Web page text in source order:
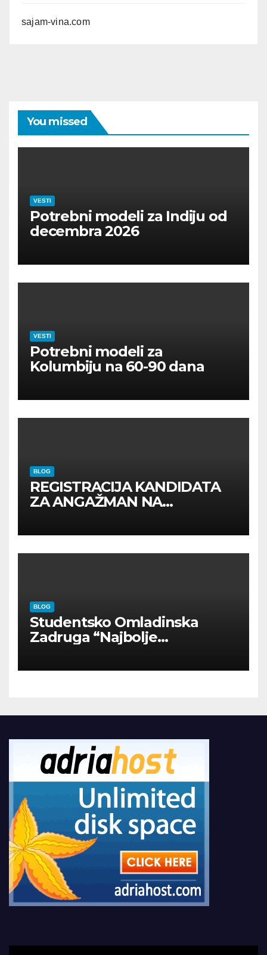
sajam-vina.com
You missed
VESTI
Potrebni modeli za Indiju od
decembra 2026
VESTI
Potrebni modeli za
Kolumbiju na 60-90 dana
BLOG
REGISTRACIJA KANDIDATA
ZA ANGAŽMAN NA
BLOG
Studentsko Omladinska
Zadruga “Najbolje